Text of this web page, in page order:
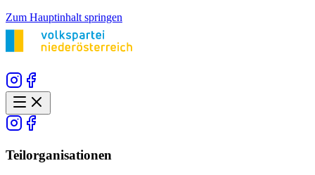
Zum Hauptinhalt springen
Teilorganisationen